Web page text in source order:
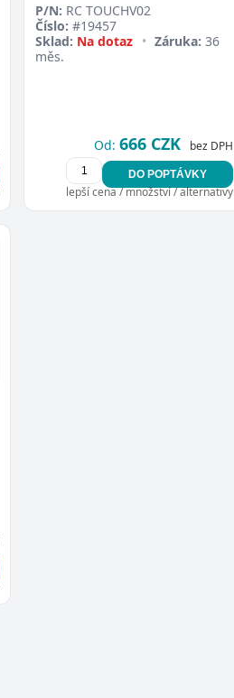
P/N: RC TOUCHV02
Číslo: #19457
Sklad: Na dotaz • Záruka: 36
měs.
Od: 666 CZK bez DPH
DO POPTÁVKY
lepší cena / množství / alternativy